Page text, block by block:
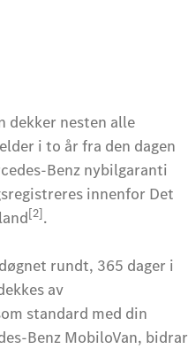
dekker nesten alle
i to år fra den dagen
Benz nybilgaranti
innenfor Det
[2].
rundt, 365 dager i
av
standard med din
Benz MobiloVan, bidrar